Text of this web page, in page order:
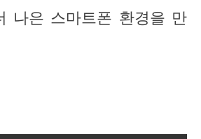
나은 스마트폰 환경을 만